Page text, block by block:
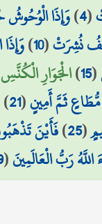
(
4
)وَإِذَا
نُشِرَتْ(
10
)
(
15
)الْجَوَارِ الْكُنَّسِ
مُّطَاعٍ ثَمَّ أَمِينٍ(
21
)
(
25
)فَأَيْنَ
رَبُّ الْعَالَمِينَ(